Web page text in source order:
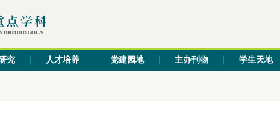
究 人才培养 党建园地 主办刊物 学生天地